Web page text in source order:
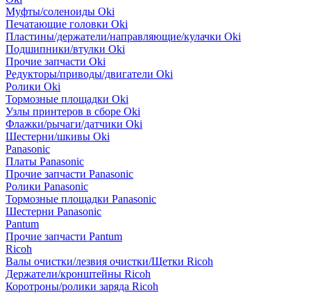
Муфты/соленоиды Oki
Печатающие головки Oki
Пластины/держатели/направляющие/кулачки Oki
Подшипники/втулки Oki
Прочие запчасти Oki
Редукторы/приводы/двигатели Oki
Ролики Oki
Тормозные площадки Oki
Узлы принтеров в сборе Oki
Флажки/рычаги/датчики Oki
Шестерни/шкивы Oki
Panasonic
Платы Panasonic
Прочие запчасти Panasonic
Ролики Panasonic
Тормозные площадки Panasonic
Шестерни Panasonic
Pantum
Прочие запчасти Pantum
Ricoh
Валы очистки/лезвия очистки/Щетки Ricoh
Держатели/кронштейны Ricoh
Коротроны/ролики заряда Ricoh